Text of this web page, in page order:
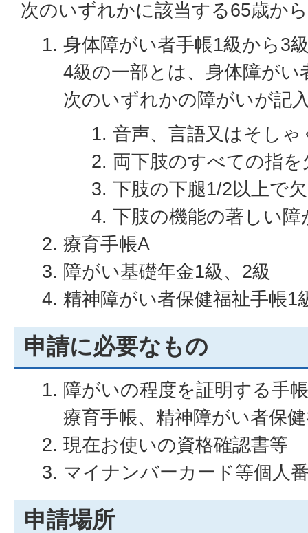
次のいずれかに該当する65歳か
身体障がい者手帳1級から3
4級の一部とは、身体障が
次のいずれかの障がいが記
音声、言語又はそし
両下肢のすべての指を
下肢の下腿1/2以上で
下肢の機能の著しい障
療育手帳A
障がい基礎年金1級、2級
精神障がい者保健福祉手帳1
申請に必要なもの
障がいの程度を証明する手
療育手帳、精神障がい者保
現在お使いの資格確認書等
マイナンバーカード等個人
申請場所